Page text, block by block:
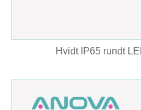
Hvidt IP65 rundt